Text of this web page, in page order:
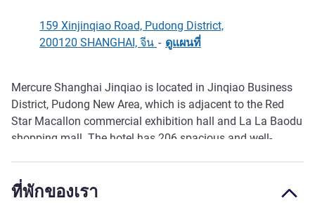
159 Xinjinqiao Road, Pudong District,
200120 SHANGHAI, จีน - ดูแผนที่
รายละเอียด
Mercure Shanghai Jinqiao is located in Jinqiao Business
District, Pudong New Area, which is adjacent to the Red
Star Macallon commercial exhibition hall and La La Baodu
shopping mall. The hotel has 206 spacious and well-
leisure travelers.
ที่พักของเรา